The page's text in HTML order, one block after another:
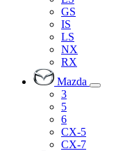
GS
IS
LS
NX
RX
Mazda
3
5
6
CX-5
CX-7